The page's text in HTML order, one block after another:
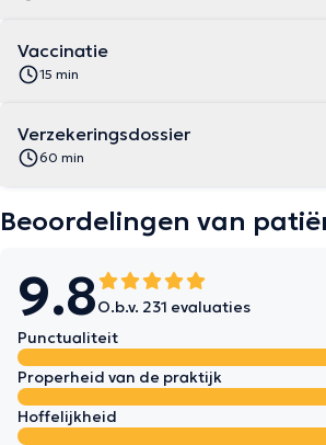
Vaccinatie
15 min
Verzekeringsdossier
60 min
Beoordelingen van
9.8O.b.v. 231 evaluaties
Punctualiteit
Properheid van de praktijk
Hoffelijkheid